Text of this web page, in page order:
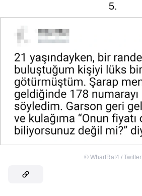
5.
© WharfRat4 / Twitter